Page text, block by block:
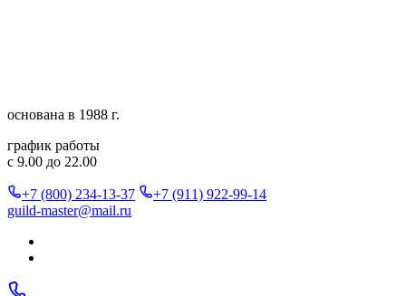
основана в 1988 г.
график работы
с 9.00 до 22.00
+7 (800) 234-13-37
+7 (911) 922-99-14
guild-master@mail.ru
Позвонить